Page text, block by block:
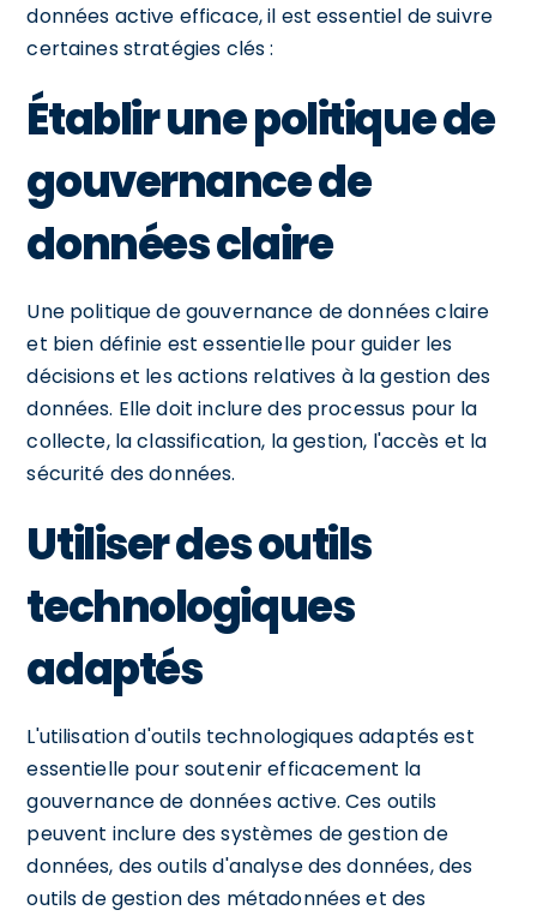
données active efficace, il est essentiel de suivre
certaines stratégies clés :
Établir une politique de
gouvernance de
données claire
Une politique de gouvernance de données claire
et bien définie est essentielle pour guider les
décisions et les actions relatives à la gestion des
données. Elle doit inclure des processus pour la
collecte, la classification, la gestion, l'accès et la
sécurité des données.
Utiliser des outils
technologiques
adaptés
L'utilisation d'outils technologiques adaptés est
essentielle pour soutenir efficacement la
gouvernance de données active. Ces outils
peuvent inclure des systèmes de gestion de
données, des outils d'analyse des données, des
outils de gestion des métadonnées et des